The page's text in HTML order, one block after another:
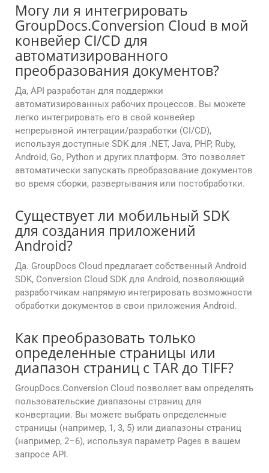
Могу ли я интегрировать
GroupDocs.Conversion Cloud в мой
конвейер CI/CD для
автоматизированного
преобразования документов?
Да, API разработан для поддержки
автоматизированных рабочих процессов. Вы можете
легко интегрировать его в свой конвейер
непрерывной интеграции/разработки (CI/CD),
используя доступные SDK для .NET, Java, PHP, Ruby,
Android, Go, Python и других платформ. Это позволяет
автоматически запускать преобразование документов
во время сборки, развертывания или постобработки.
Существует ли мобильный SDK
для создания приложений
Android?
Да. GroupDocs Cloud предлагает собственный Android
SDK, Conversion Cloud SDK для Android, позволяющий
разработчикам напрямую интегрировать возможности
обработки документов в свои приложения Android.
Как преобразовать только
определенные страницы или
диапазон страниц с TAR до TIFF?
GroupDocs.Conversion Cloud позволяет вам определять
пользовательские диапазоны страниц для
конвертации. Вы можете выбрать определенные
страницы (например, 1, 3, 5) или диапазоны страниц
(например, 2–6), используя параметр Pages в вашем
запросе API.